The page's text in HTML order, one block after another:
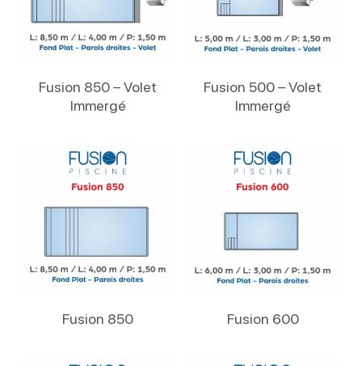
Fusion 850 – Volet
Immergé
Fusion 500 – Volet
Immergé
Fusion 850 Fusion 600